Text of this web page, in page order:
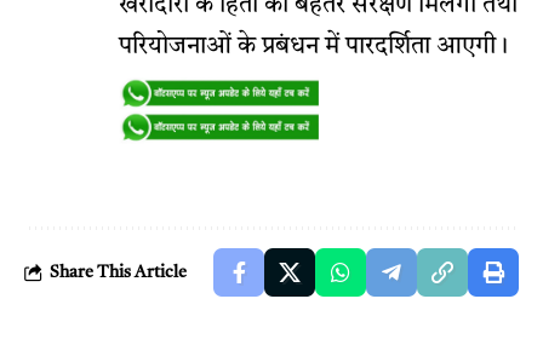
खरीदारों के हितों को बेहतर संरक्षण मिलेगा तथा
परियोजनाओं के प्रबंधन में पारदर्शिता आएगी।
Share This Article